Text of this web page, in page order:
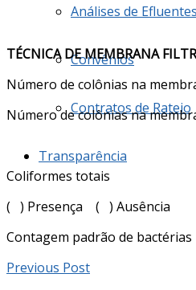
Análises de Efluentes
Convênios
Contratos de Rateio
Transparência
TÉCNICA DE MEMBRANA
Número de colônias na
Número de colônias na
Coliformes
( ) Presença ( )
Contagem padrão de bactérias
Previous Post